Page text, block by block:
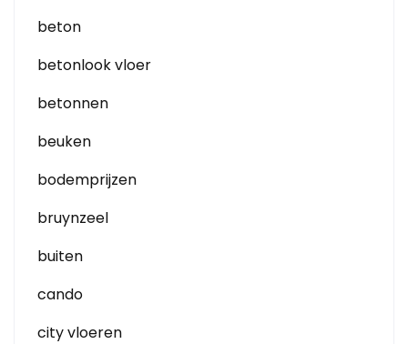
beton
betonlook vloer
betonnen
beuken
bodemprijzen
bruynzeel
buiten
cando
city vloeren